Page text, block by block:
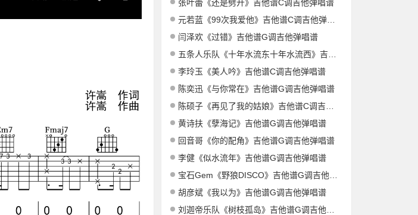
张叶蕾《还是劈开》吉他谱C调吉他弹唱谱
元若蓝《99次我爱他》吉他谱C调吉他弹唱谱
闫泽欢《过错》吉他谱G调吉他弹唱谱
五条人乐队《十年水流东十年水流西》吉他谱G调吉他弹唱谱
李玲玉《美人吟》吉他谱C调吉他弹唱谱
陈奕迅《与你常在》吉他谱G调吉他弹唱谱
陈硕子《再见了我的姑娘》吉他谱C调吉他弹唱谱
黄诗扶《孽海记》吉他谱G调吉他弹唱谱
回音哥《你的配角》吉他谱G调吉他弹唱谱
李健《似水流年》吉他谱G调吉他弹唱谱
宝石Gem《野狼DISCO》吉他谱G调吉他弹唱谱
胡彦斌《我以为》吉他谱G调吉他弹唱谱
刘迦帝乐队《树枝孤岛》吉他谱G调吉他弹唱谱